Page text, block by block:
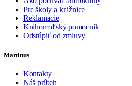
Pre školy a knižnice
Reklamácie
Knihomoľský pomocník
Odstúpiť od zmluvy
Martinus
Kontakty
Náš príbeh